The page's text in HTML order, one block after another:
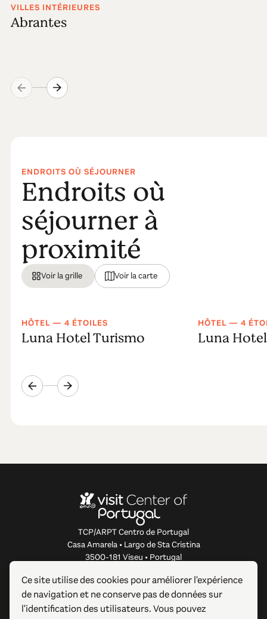
VILLES INTÉRIEURES
Abrantes
ENDROITS OÙ SÉJOURNER
Endroits où
séjourner à
proximité
Voir la grille Voir la carte
HÔTEL — 4 ÉTOILES
Luna Hotel Turismo
HÔTEL — 4
Luna
TCP/ARPT Centro de Portugal
Casa Amarela • Largo de Sta Cristina
3500-181 Viseu • Portugal
À PROPOS DE CE SITE WEB
Ce site utilise des cookies pour améliorer l'expérience
de navigation et ne conserve pas de données sur
l'identification des utilisateurs. Vous pouvez